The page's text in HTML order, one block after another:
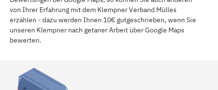
von Ihrer Erfahrung mit dem Klempner Verband Mülles
erzählen - dazu werden Ihnen 10€ gutgeschrieben, wenn Sie
unseren Klempner nach getaner Arbeit über Google Maps
bewerten.